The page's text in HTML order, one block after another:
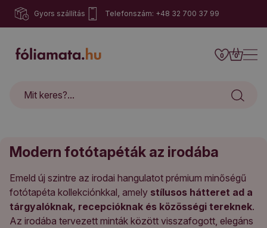
Gyors szállítás Telefonszám: +48 32 700 37 99
0 0
Modern fotótapéták az irodába
Emeld új szintre az irodai hangulatot prémium minőségű
fotótapéta kollekciónkkal, amely stílusos hátteret ad a
tárgyalóknak, recepcióknak és közösségi tereknek.
Az irodába tervezett minták között visszafogott, elegáns